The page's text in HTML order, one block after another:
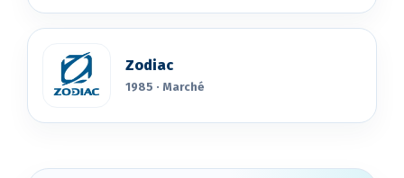
Zodiac
1985 · Marché